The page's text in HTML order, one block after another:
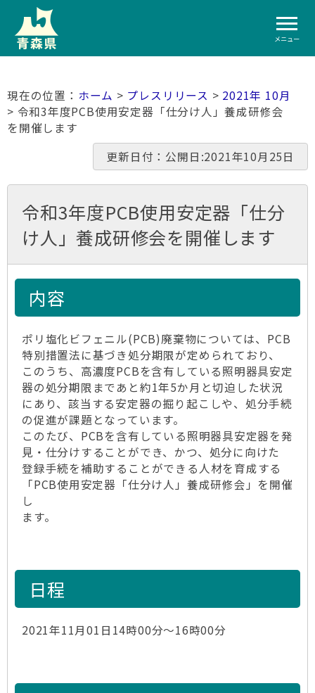
メニュー
ホーム > プレスリリース > 2021年 10月
> 令和3年度PCB使用安定器「仕分け人」養成研修会
を開催します
更新日付：公開日:2021年10月25日
令和3年度PCB使用安定器「仕分
け人」養成研修会を開催します
内容
ポリ塩化ビフェニル(PCB)廃棄物については、PCB
特別措置法に基づき処分期限が定められており、
このうち、高濃度PCBを含有している照明器具安定
器の処分期限まであと約1年5か月と切迫した状況
にあり、該当する安定器の掘り起こしや、処分手続
の促進が課題となっています。
このたび、PCBを含有している照明器具安定器を発
見・仕分けすることができ、かつ、処分に向けた
登録手続を補助することができる人材を育成する
「PCB使用安定器「仕分け人」養成研修会」を開催
し
ます。
日程
2021年11月01日14時00分～16時00分